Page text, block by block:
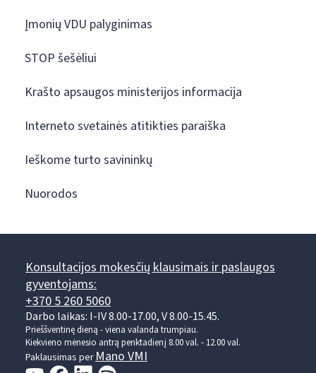
Įmonių VDU palyginimas
STOP šešėliui
Krašto apsaugos ministerijos informacija
Interneto svetainės atitikties paraiška
Ieškome turto savininkų
Nuorodos
Konsultacijos mokesčių klausimais ir paslaugos
gyventojams:
+370 5 260 5060
Darbo laikas: I-IV 8.00-17.00, V 8.00-15.45.
Prieššventinę dieną - viena valanda trumpiau.
Kiekvieno mėnesio antrą penktadienį 8.00 val. - 12.00 val.
Paklausimas per Mano VMI